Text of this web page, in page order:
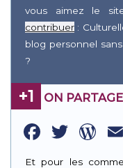
vous aimez le
contribuer :
blog personnel
?
+1 ON
Et pour les